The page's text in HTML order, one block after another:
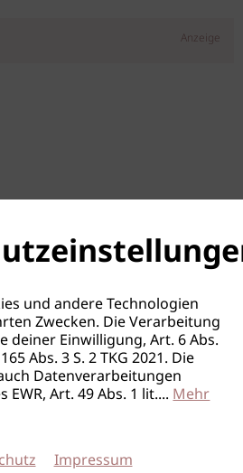
Anzeige
und andere Technologien
Zwecken. Die Verarbeitung
deiner Einwilligung, Art. 6 Abs.
Abs. 3 S. 2 TKG 2021. Die
Datenverarbeitungen
Art. 49 Abs. 1 lit....Mehr
Impressum